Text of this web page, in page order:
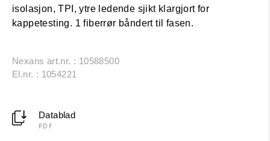
isolasjon, TPI, ytre ledende sjikt klargjort for
kappetesting. 1 fiberrør båndert til fasen.
Nexans art.nr. : 10588500
El.nr. : 1054221
Datablad
PDF